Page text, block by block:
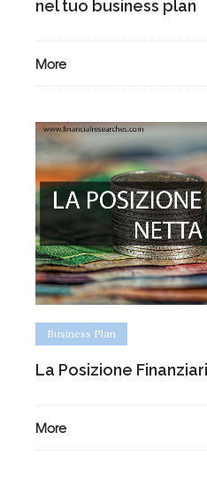
nel tuo business plan
More
Business Plan
La Posizione
More